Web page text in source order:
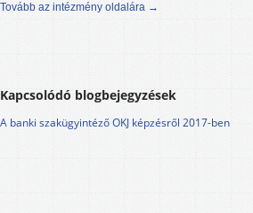
Tovább az intézmény oldalára →
Kapcsolódó blogbejegyzések
A banki szakügyintéző OKJ képzésről 2017-ben